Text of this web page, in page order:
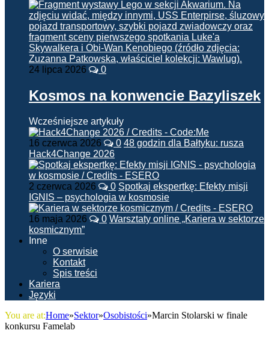
24 lipca 2026 0
Kosmos na konwencie Bazyliszek
Wcześniejsze artykuły
16 czerwca 2026 0 48 godzin dla Bałtyku: rusza
Hack4Change 2026
2 czerwca 2026 0 Spotkaj ekspertkę: Efekty misji
IGNIS – psychologia w kosmosie
16 maja 2026 0 Warsztaty online „Kariera w sektorze
kosmicznym”
Inne
O serwisie
Kontakt
Spis treści
Kariera
Języki
You are at:Home»Sektor»Osobistości»Marcin Stolarski w finale
konkursu Famelab